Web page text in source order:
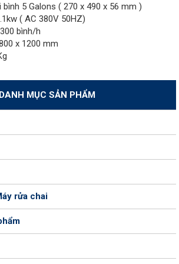
5 Galons ( 270 x 490 x 56 mm )
( AC 380V 50HZ)
bình/h
x 1200 mm
DANH MỤC SẢN PHẨM
rửa chai